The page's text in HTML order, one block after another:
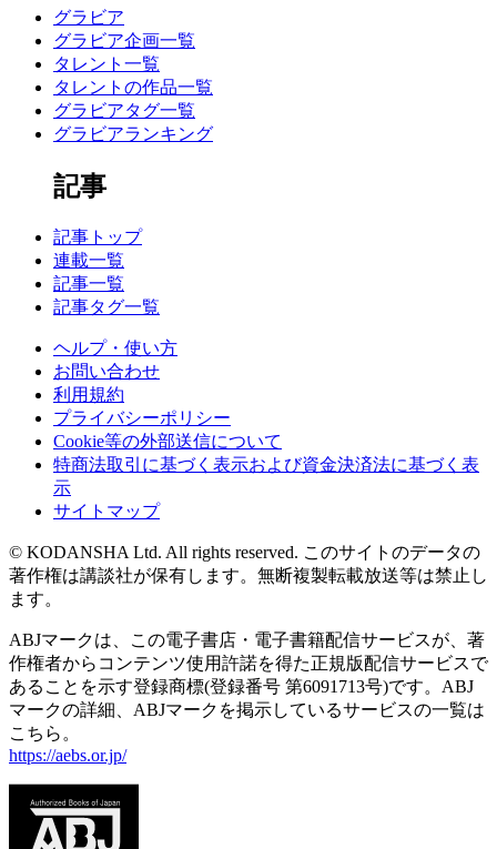
グラビア
グラビア企画一覧
タレント一覧
タレントの作品一覧
グラビアタグ一覧
グラビアランキング
記事
記事トップ
連載一覧
記事一覧
記事タグ一覧
ヘルプ・使い方
お問い合わせ
利用規約
プライバシーポリシー
Cookie等の外部送信について
特商法取引に基づく表示および資金決済法に基づく表
示
サイトマップ
© KODANSHA Ltd. All rights reserved. このサイトのデータの
著作権は講談社が保有します。無断複製転載放送等は禁止し
ます。
ABJマークは、この電子書店・電子書籍配信サービスが、著
作権者からコンテンツ使用許諾を得た正規版配信サービスで
あることを示す登録商標(登録番号 第6091713号)です。ABJ
マークの詳細、ABJマークを掲示しているサービスの一覧は
こちら。
https://aebs.or.jp/